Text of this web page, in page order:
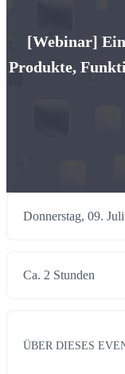
[Webinar]
Produkte,
Donnerstag, 09.
Ca. 2 Stunden
ÜBER DIESES